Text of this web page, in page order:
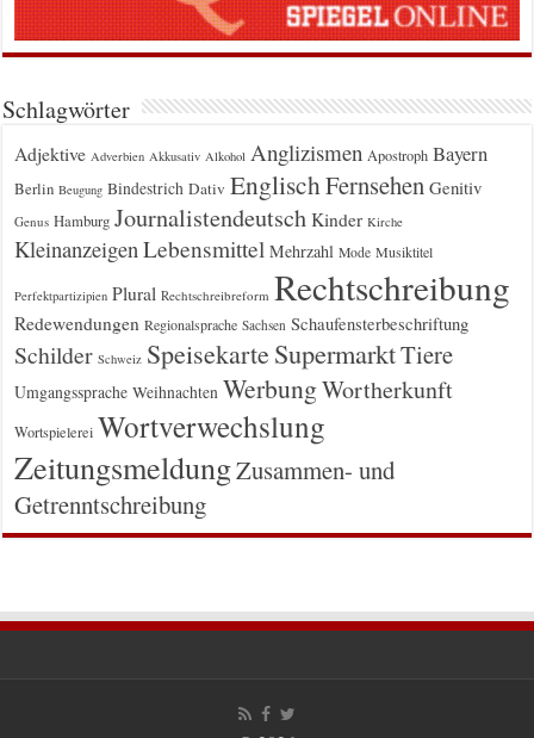
Schlagwörter
Adjektive Adverbien Akkusativ Alkohol Anglizismen Apostroph Bayern
Berlin Beugung Bindestrich Dativ EnglischFernsehen Genitiv
Genus Hamburg Journalistendeutsch Kinder Kirche
KleinanzeigenLebensmittel Mehrzahl Mode Musiktitel
Perfektpartizipien Plural Rechtschreibreform Rechtschreibung
Redewendungen Regionalsprache Sachsen Schaufensterbeschriftung
Schilder Schweiz Speisekarte SupermarktTiere
Umgangssprache Weihnachten WerbungWortherkunft
Wortspielerei Wortverwechslung
ZeitungsmeldungZusammen- und
Getrenntschreibung